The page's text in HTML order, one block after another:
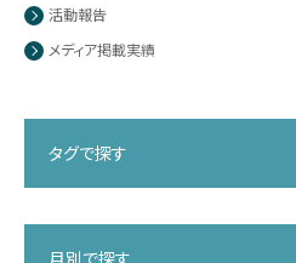
活動報告
メディア掲載実績
タグで探す